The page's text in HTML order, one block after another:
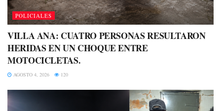
POLICIALES
VILLA ANA: CUATRO PERSONAS RESULTARON
HERIDAS EN UN CHOQUE ENTRE
MOTOCICLETAS.
AGOSTO 4, 2026 120